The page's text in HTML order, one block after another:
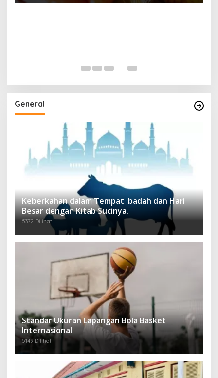
General
Keberkahan dalam Tempat Ibadah dan Hari
Besar dengan Kitab Sucinya.
5372 Dilihat
Standar Ukuran Lapangan Bola Basket
Internasional
5149 Dilihat